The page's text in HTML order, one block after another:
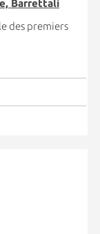
Barrettali
des premiers